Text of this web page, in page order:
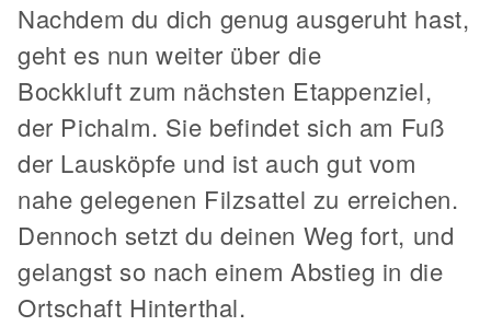
Nachdem du dich genug ausgeruht hast,
geht es nun weiter über die
Bockkluft zum nächsten Etappenziel,
der Pichalm. Sie befindet sich am Fuß
der Lausköpfe und ist auch gut vom
nahe gelegenen Filzsattel zu erreichen.
Dennoch setzt du deinen Weg fort, und
gelangst so nach einem Abstieg in die
Ortschaft Hinterthal.